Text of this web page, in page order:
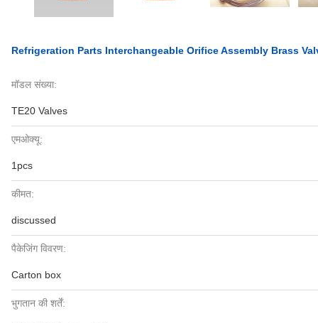
Refrigeration Parts Interchangeable Orifice Assembly Brass
मॉडल संख्या:
TE20 Valves
एमओक्यू:
1pcs
कीमत:
discussed
पैकेजिंग विवरण:
Carton box
भुगतान की शर्तें: